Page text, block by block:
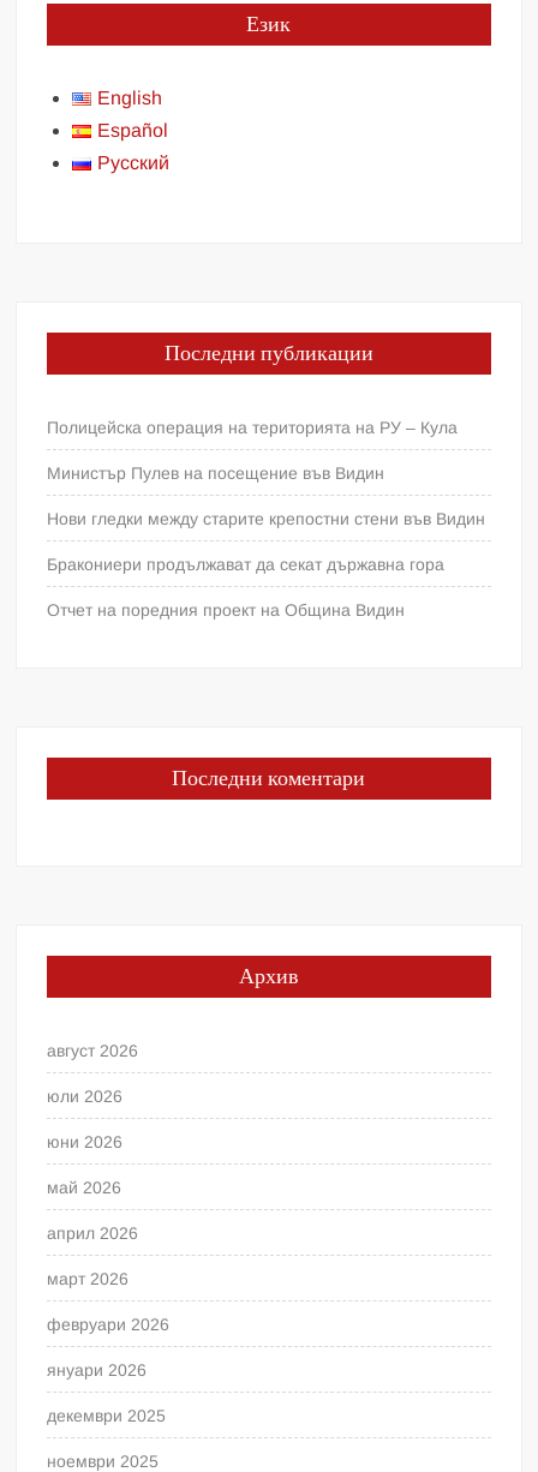
Език
English
Español
Русский
Последни публикации
Полицейска операция на територията на РУ – Кула
Министър Пулев на посещение във Видин
Нови гледки между старите крепостни стени във Видин
Бракониери продължават да секат държавна гора
Отчет на поредния проект на Община Видин
Последни коментари
Архив
август 2026
юли 2026
юни 2026
май 2026
април 2026
март 2026
февруари 2026
януари 2026
декември 2025
ноември 2025